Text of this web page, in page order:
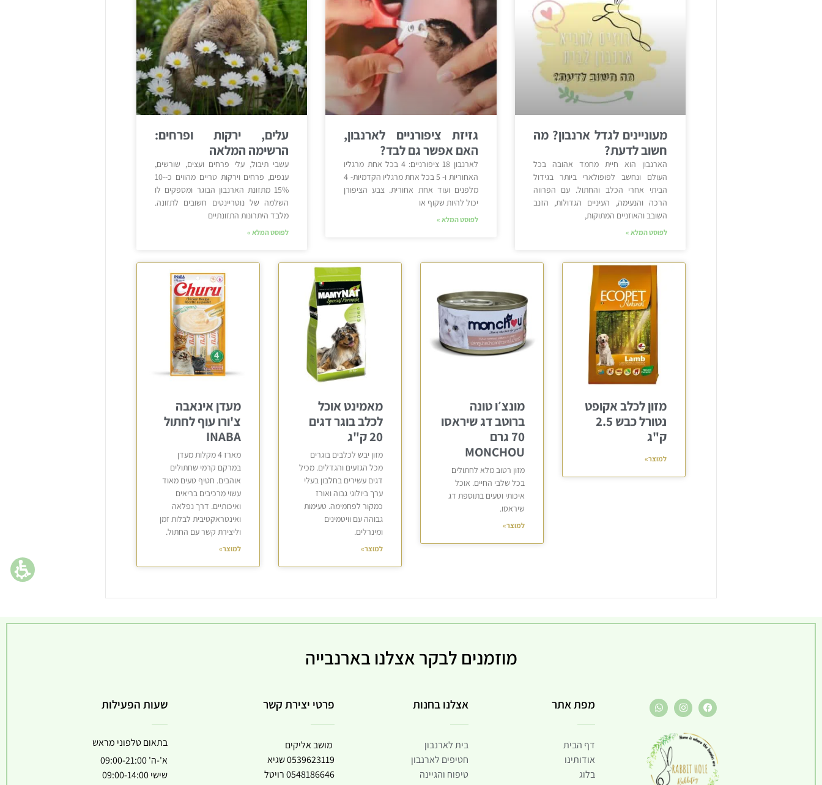
מעוניינים לגדל ארנבון? מה
חשוב לדעת?
הארנבון הוא חיית מחמד אהובה בכל
העולם ונחשב לפופולארי ביותר בגידול
הביתי אחרי הכלב והחתול. עם הפרווה
הרכה והנעימה, העיניים הגדולות, הזנב
השובב והאוזניים המתוקות,
לפוסט המלא »
גזיזת ציפורניים לארנבון,
האם אפשר גם לבד?
לארנבון 18 ציפורניים: 4 בכל אחת מרגליו
האחוריות ו- 5 בכל אחת מרגליו הקדמיות- 4
מלפנים ועוד אחת אחורית. צבע הציפורן
יכול להיות שקוף או
לפוסט המלא »
עלים, ירקות ופרחים:
הרשימה המלאה
עשבי תיבול, עלי פרחים ועצים, שורשים,
ענפים, פרחים וירקות טריים מהווים כ-10-
15% מתזונת הארנבון הבוגר ומספקים לו
השלמה של נוטריינטים חשובים לתזונה.
מלבד היתרונות התזונתיים
לפוסט המלא »
מזון לכלב אקופט
נטורל כבש 2.5
ק"ג
למוצר»
מונצ׳ו טונה
ברוטב דג שיראסו
70 גרם
MONCHOU
מזון רטוב מלא לחתולים
בכל שלבי החיים. אוכל
איכותי וטעים בתוספת דג
שיראסו.
למוצר»
מאמינט אוכל
לכלב בוגר דגים
20 ק"ג
מזון יבש לכלבים בוגרים
מכל הגזעים והגדלים. מכיל
דגים עשירים בחלבון בעלי
ערך ביולוגי גבוה ואורז
כמקור לפחמימה. טעימות
גבוהה עם וויטמינים
ומינרלים.
למוצר»
מעדן אינאבה
צ'ורו עוף לחתול
INABA
מארז 4 מקלות מעדן
במרקם קרמי שחתולים
אוהבים. חטיף טעים מאוד
עשוי מרכיבים בריאים
ואיכותיים. דרך נפלאה
ואינטראקטיבית לבלות זמן
וליצירת קשר עם החתול.
למוצר»
מוזמנים לבקר אצלנו בארנבייה
מפת אתר
דף הבית
אודותינו
בלוג
אצלנו בחנות
בית לארנבון
חטיפים לארנבון
טיפוח והגיינה
פרטי יצירת קשר
מושב אליקים
0539623119שגיא
0548186646רויטל
שעות הפעילות
בתאום טלפוני מראש
א'-ה' 09:00-21:00
שישי 09:00-14:00